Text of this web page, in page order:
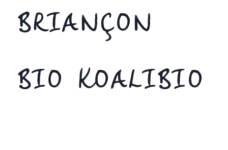
BRIANÇON
BIO KOALIBIO